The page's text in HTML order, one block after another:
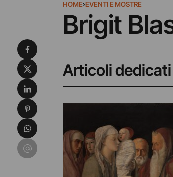
HOME›EVENTI E MOSTRE
Brigit
Articoli
Condividi su Facebook
Condividi su X
Condividi su LinkedIn
Condividi su Pinterest
Condividi su WhatsApp
Condividi su Email